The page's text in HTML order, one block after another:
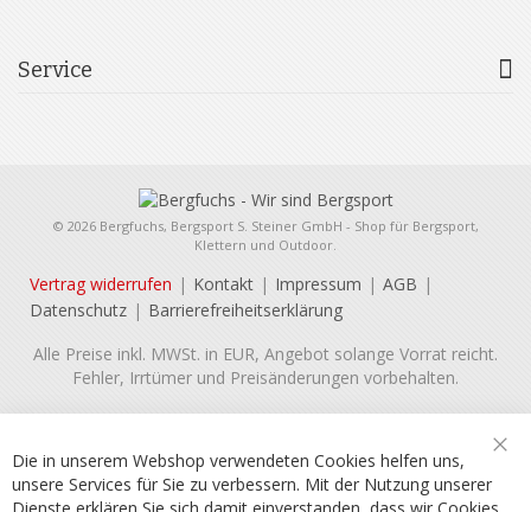
Service
© 2026 Bergfuchs, Bergsport S. Steiner GmbH - Shop für Bergsport,
Klettern und Outdoor.
Vertrag widerrufen Kontakt Impressum
AGB
Datenschutz
Barrierefreiheitserklärung
Alle Preise inkl. MWSt. in EUR, Angebot solange Vorrat reicht.
Fehler, Irrtümer und Preisänderungen vorbehalten.
Die in unserem Webshop verwendeten Cookies helfen uns,
unsere Services für Sie zu verbessern. Mit der Nutzung unserer